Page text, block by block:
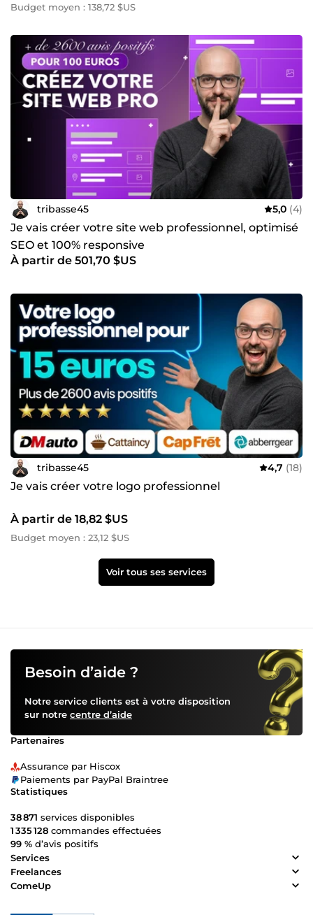
Budget moyen : 138,72 $US
tribasse45 5,0 (4)
Je vais créer votre site web professionnel, optimisé
SEO et 100% responsive
À partir de 501,70 $US
tribasse45 4,7 (18)
Je vais créer votre logo professionnel
À partir de 18,82 $US
Budget moyen : 23,12 $US
Voir tous ses services
Besoin d’aide ?
Notre service clients est à votre disposition
sur notre centre d’aide
Partenaires
Assurance par Hiscox
Paiements par PayPal Braintree
Statistiques
38 871 services disponibles
1 335 128 commandes effectuées
99 % d’avis positifs
Services
Freelances
ComeUp